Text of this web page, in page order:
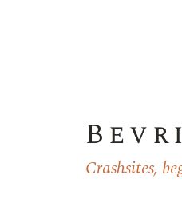
Crashsites,